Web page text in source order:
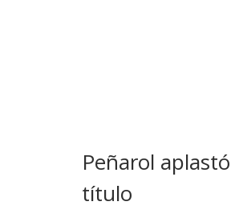
Peñarol
título